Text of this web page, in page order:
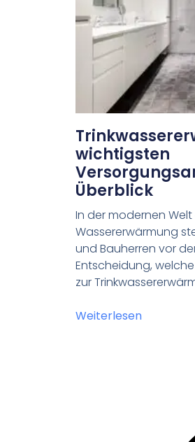
wichtigsten
Überblick
In der modernen Welt
Wassererwärmung
und Bauherren vor
Entscheidung,
zur
Weiterlesen